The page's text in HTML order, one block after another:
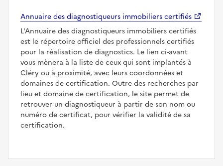
Annuaire des diagnostiqueurs immobiliers certifiés
L'Annuaire des diagnostiqueurs immobiliers certifiés
est le répertoire officiel des professionnels certifiés
pour la réalisation de diagnostics. Le lien ci-avant
vous mènera à la liste de ceux qui sont implantés à
Cléry ou à proximité, avec leurs coordonnées et
domaines de certification. Outre des recherches par
lieu et domaine de certification, le site permet de
retrouver un diagnostiqueur à partir de son nom ou
numéro de certificat, pour vérifier la validité de sa
certification.